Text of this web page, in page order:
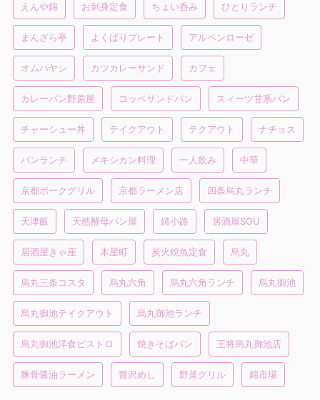
えんや錦 お刺身定食 ちょい呑み ひとりランチ
まんざら亭 よくばりプレート アルペンローゼ
オムハヤシ カツカレーサンド カフェ
カレーパン野原屋 コッペサンドパン スィーツ甘系パン
チャーシュー丼 テイクアウト テクアウト ナチョス
パンランチ メキシカン料理 一人飲み 中華
京都ポークグリル 京都ラーメン店 四条烏丸ランチ
天津飯 天然酵母パン屋 姉小路 居酒屋SOU
居酒屋きゃ座 木屋町 炭火焼魚定食 烏丸
烏丸三条コスタ 烏丸六角 烏丸六角ランチ 烏丸御池
烏丸御池テイクアウト 烏丸御池ランチ
烏丸御池洋食ビストロ 焼きそばパン 王将烏丸御池店
豚骨醤油ラーメン 贅沢めし 野菜グリル 錦市場